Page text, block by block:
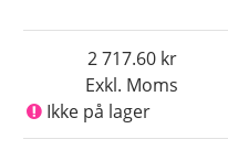
Exkl. Moms
2 717.60
Ikke på lager